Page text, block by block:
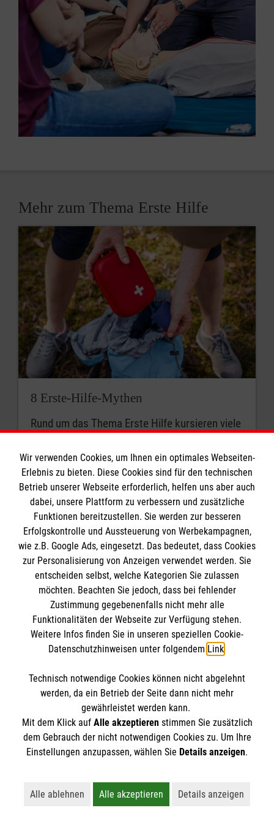
Mehr zum Thema Erste Hilfe
8 Erste-Hilfe-Mythen
Rund um das Thema Erste Hilfe kursieren viele
klären auf.
Darauf müssen Sie achten, wenn ein älterer
Mensch in Not gerät.
Wir verwenden Cookies, um Ihnen ein optimales Webseiten-
Erlebnis zu bieten. Diese Cookies sind für den technischen
Betrieb unserer Webseite erforderlich, helfen uns aber auch
dabei, unsere Plattform zu verbessern und zusätzliche
Funktionen bereitzustellen. Sie werden zur besseren
Erfolgskontrolle und Aussteuerung von Werbekampagnen,
wie z.B. Google Ads, eingesetzt. Das bedeutet, dass Cookies
zur Personalisierung von Anzeigen verwendet werden. Sie
entscheiden selbst, welche Kategorien Sie zulassen
möchten. Beachten Sie jedoch, dass bei fehlender
Zustimmung gegebenenfalls nicht mehr alle
Funktionalitäten der Webseite zur Verfügung stehen.
Weitere Infos finden Sie in unseren speziellen Cookie-
Datenschutzhinweisen unter folgendem Link.
Technisch notwendige Cookies können nicht abgelehnt
werden, da ein Betrieb der Seite dann nicht mehr
gewährleistet werden kann.
Mit dem Klick auf Alle akzeptierenstimmen Sie zusätzlich
dem Gebrauch der nicht notwendigen Cookies zu. Um Ihre
Einstellungen anzupassen, wählen Sie Details anzeigen.
Alle ablehnen
Lehnt alle nicht-essentiellen Cookies ab
Alle akzeptieren
Akzeptiert alle Cookies
Details anzeigen